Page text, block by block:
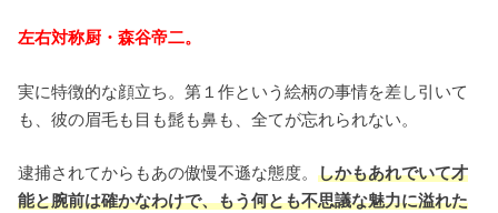
左右対称厨・森谷帝二。
実に特徴的な顔立ち。第１作という絵柄の事情を差し引いて
も、彼の眉毛も目も髭も鼻も、全てが忘れられない。
逮捕されてからもあの傲慢不遜な態度。しかもあれでいて才
能と腕前は確かなわけで、もう何とも不思議な魅力に溢れた